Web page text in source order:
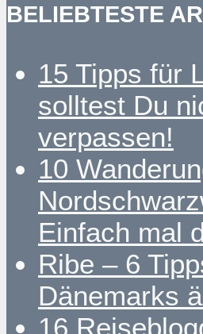
BELIEBTESTE
15 Tipps für
solltest Du
verpassen!
10
Einfach mal
Ribe – 6
Dänemarks
16